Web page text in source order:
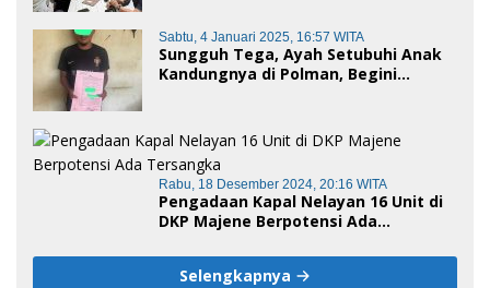
Sabtu, 4 Januari 2025, 16:57 WITA
Sungguh Tega, Ayah Setubuhi Anak
Kandungnya di Polman, Begini
Rabu, 18 Desember 2024, 20:16 WITA
Pengadaan Kapal Nelayan 16 Unit di
DKP Majene Berpotensi Ada
Selengkapnya